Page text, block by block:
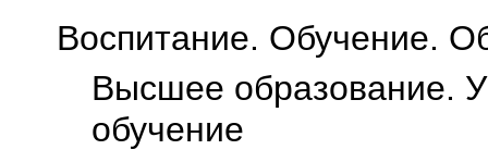
Воспитание. Обучение.
Высшее образование.
обучение